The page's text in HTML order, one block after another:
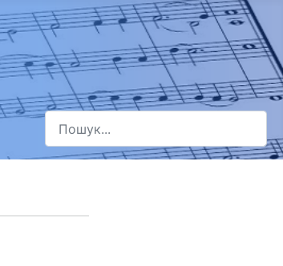
Пошук
Type 2 or more characters for results.